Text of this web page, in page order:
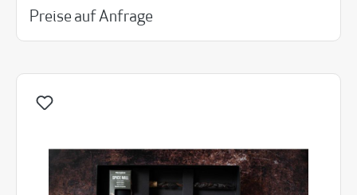
Walnussholzgriff
Preise auf Anfrage